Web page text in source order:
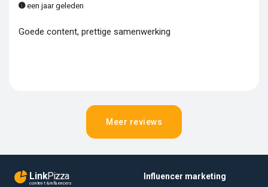
een jaar geleden
Goede content, prettige samenwerking
Meer reviews
LinkPizza
content & influencers
Influencer marketing